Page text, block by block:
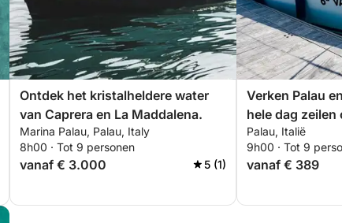
Ontdek het kristalheldere water
van Caprera en La Maddalena.
Marina Palau, Palau, Italy
8h00 · Tot 9 personen
vanaf € 3.000 5 (1)
Verken Palau
hele dag
Palau, Italië
9h00 · Tot 9
vanaf € 389